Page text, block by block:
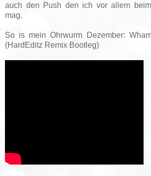
auch den Push den ich vor allem
mag.
So is mein Ohrwurm Dezember:
(HardEditz Remix Bootleg)